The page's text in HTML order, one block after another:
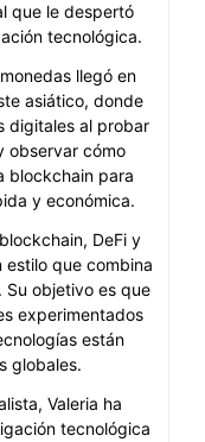
que le despertó
tecnológica.
llegó en
asiático, donde
digitales al probar
observar cómo
blockchain para
y económica.
DeFi y
que combina
objetivo es que
experimentados
están
globales.
Valeria ha
tecnológica